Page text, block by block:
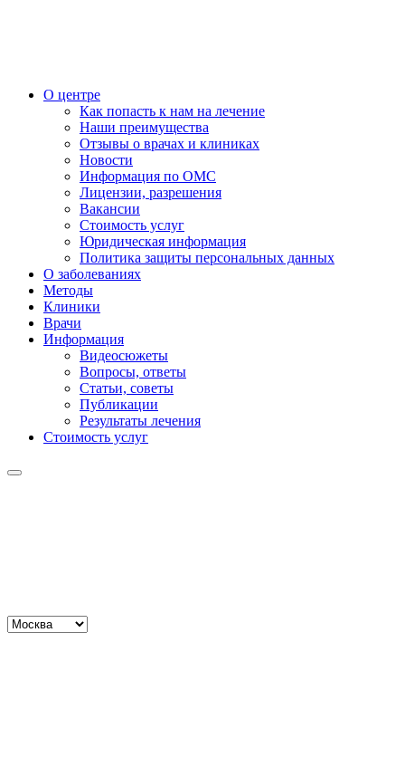
О центре
Как попасть к нам на лечение
Наши преимущества
Отзывы о врачах и клиниках
Новости
Информация по ОМС
Лицензии, разрешения
Вакансии
Стоимость услуг
Юридическая информация
Политика защиты персональных данных
О заболеваниях
Методы
Клиники
Врачи
Информация
Видеосюжеты
Вопросы, ответы
Статьи, советы
Публикации
Результаты лечения
Стоимость услуг